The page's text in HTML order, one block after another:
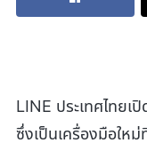
LINE ประเทศไทย
ซึ่งเป็นเครื่องมือใหม่